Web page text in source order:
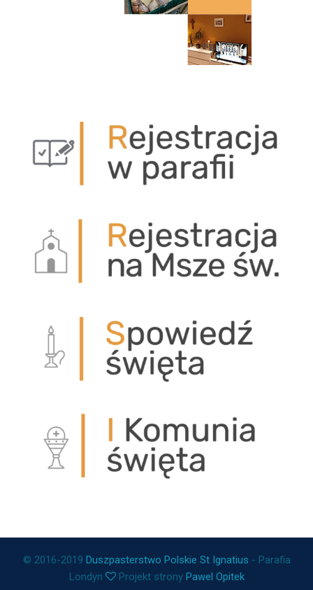
© 2016-2019 Duszpasterstwo Polskie St Ignatius - Parafia
Londyn
Projekt strony Pawel Opitek